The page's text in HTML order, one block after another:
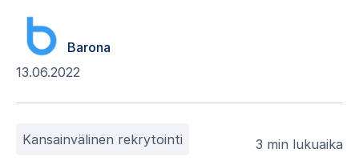
Barona
13.06.2022
Kansainvälinen rekrytointi 3 min lukuaika